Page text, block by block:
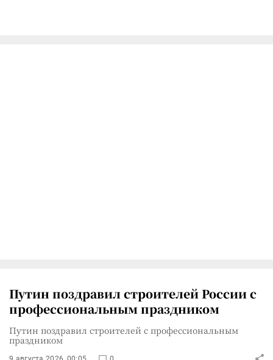
Путин поздравил строителей России с
профессиональным праздником
Путин поздравил строителей с профессиональным
праздником